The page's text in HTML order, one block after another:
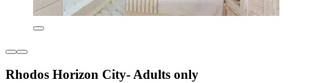
Rhodos Horizon City- Adults only